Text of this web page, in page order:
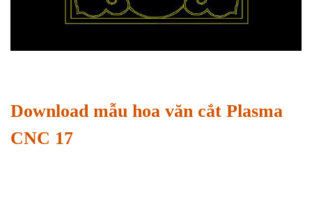
Download mẫu hoa văn cắt Plasma
CNC 17